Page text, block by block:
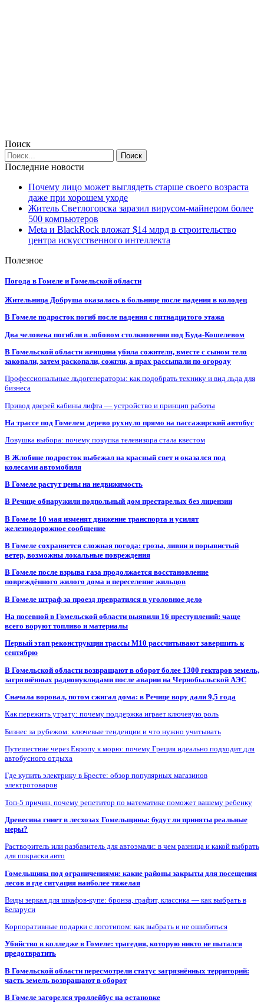
Поиск
Последние новости
Почему лицо может выглядеть старше своего возраста
даже при хорошем уходе
Житель Светлогорска заразил вирусом-майнером более
500 компьютеров
Meta и BlackRock вложат $14 млрд в строительство
центра искусственного интеллекта
Полезное
Погода в Гомеле и Гомельской области
Жительница Добруша оказалась в больнице после падения в колодец
В Гомеле подросток погиб после падения с пятнадцатого этажа
Два человека погибли в лобовом столкновении под Буда-Кошелевом
В Гомельской области женщина убила сожителя, вместе с сыном тело
закопали, затем раскопали, сожгли, а прах рассыпали по огороду
Профессиональные льдогенераторы: как подобрать технику и вид льда для
бизнеса
Привод дверей кабины лифта — устройство и принцип работы
На трассе под Гомелем дерево рухнуло прямо на пассажирский автобус
Ловушка выбора: почему покупка телевизора стала квестом
В Жлобине подросток выбежал на красный свет и оказался под
колесами автомобиля
В Гомеле растут цены на недвижимость
В Речице обнаружили подпольный дом престарелых без лицензии
В Гомеле 10 мая изменят движение транспорта и усилят
железнодорожное сообщение
В Гомеле сохраняется сложная погода: грозы, ливни и порывистый
ветер, возможны локальные повреждения
В Гомеле после взрыва газа продолжается восстановление
повреждённого жилого дома и переселение жильцов
В Гомеле штраф за проезд превратился в уголовное дело
На посевной в Гомельской области выявили 16 преступлений: чаще
всего воруют топливо и материалы
Первый этап реконструкции трассы М10 рассчитывают завершить к
сентябрю
В Гомельской области возвращают в оборот более 1300 гектаров земель,
загрязнённых радионуклидами после аварии на Чернобыльской АЭС
Сначала воровал, потом сжигал дома: в Речице вору дали 9,5 года
Как пережить утрату: почему поддержка играет ключевую роль
Бизнес за рубежом: ключевые тенденции и что нужно учитывать
Путешествие через Европу к морю: почему Греция идеально подходит для
автобусного отдыха
Где купить электрику в Бресте: обзор популярных магазинов
электротоваров
Топ-5 причин, почему репетитор по математике поможет вашему ребенку
Древесина гниет в лесхозах Гомельщины: будут ли приняты реальные
меры?
Растворитель или разбавитель для автоэмали: в чем разница и какой выбрать
для покраски авто
Гомельщина под ограничениями: какие районы закрыты для посещения
лесов и где ситуация наиболее тяжелая
Виды зеркал для шкафов-купе: бронза, графит, классика — как выбрать в
Беларуси
Корпоративные подарки с логотипом: как выбрать и не ошибиться
Убийство в колледже в Гомеле: трагедия, которую никто не пытался
предотвратить
В Гомельской области пересмотрели статус загрязнённых территорий:
часть земель возвращают в оборот
В Гомеле загорелся троллейбус на остановке